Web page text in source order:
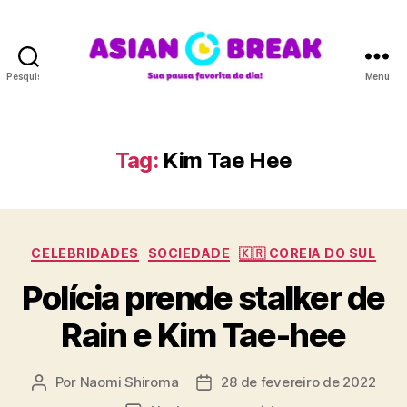
Pesquisar
A
N
R
A
Menu
Tag: Kim Tae Hee
C
t
e
g
o
i
CELEBRIDADES SOCIEDADE 🇰🇷 COREIA DO SUL
Polícia prende stalker de
Rain e Kim Tae-hee
A Por Naomi Shiroma
D 28 de fevereiro de 2022